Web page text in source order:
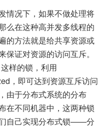
情况下，如果不做处理将
么在这种高并发多线程的
的方法就是给共享资源或
证对资源的访问互斥。
样的锁，利用
，即可达到资源互斥访问
由于分布式系统的分布
在不同机器中，这两种锁
自己实现分布式锁——分